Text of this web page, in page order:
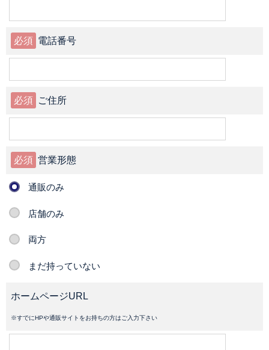
必須 電話番号
必須 ご住所
必須 営業形態
通販のみ
店舗のみ
両方
まだ持っていない
ホームページURL
※すでにHPや通販サイトをお持ちの方はご入力下さい